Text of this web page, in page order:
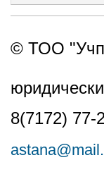
© ТОО
8(7172) 77-